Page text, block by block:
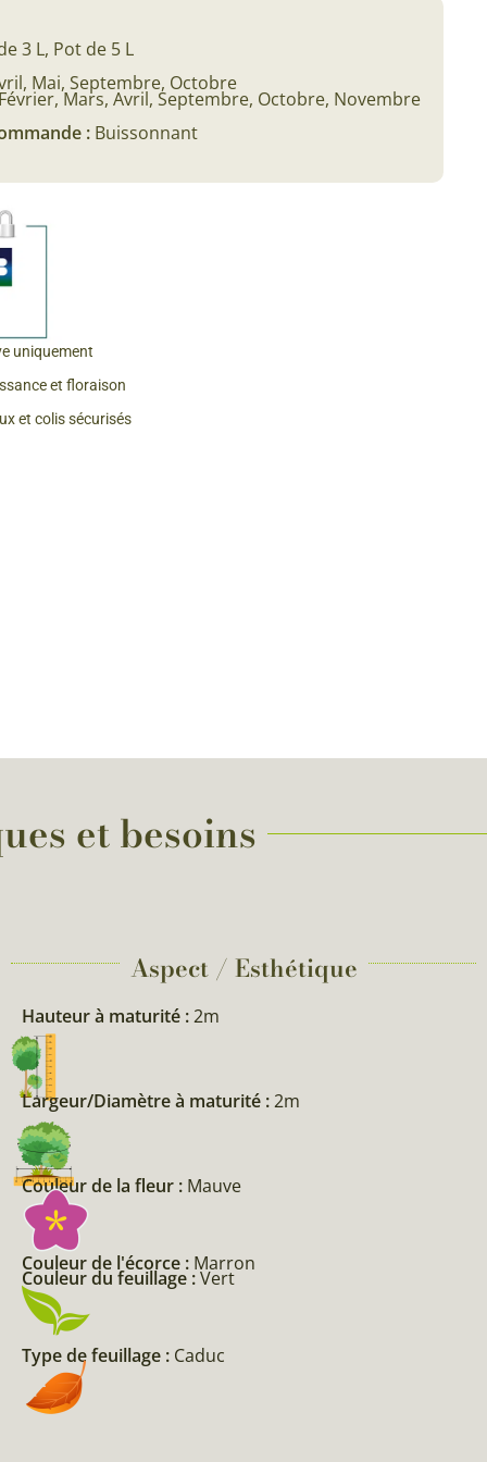
fleurs de A à Z
Potager
3 L, Pot de 5 L
Mai, Septembre, Octobre
Février, Mars, Avril, Septembre, Octobre, Novembre
: Buissonnant
uniquement
et floraison
et colis sécurisés
et besoins
Aspect / Esthétique
Hauteur à maturité :2m
Largeur/Diamètre à maturité :2m
Couleur de la fleur : Mauve
Couleur de l'écorce : Marron
Couleur du feuillage :Vert
Type de feuillage : Caduc